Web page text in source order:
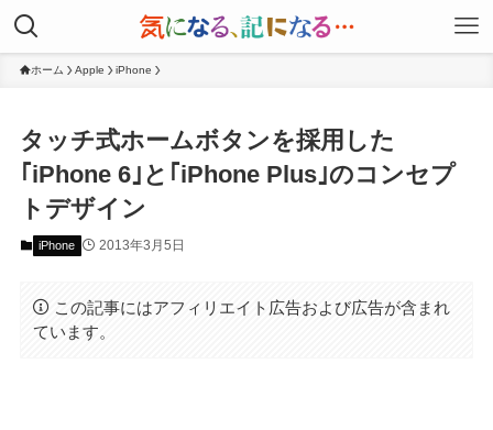
ホーム Apple iPhone
タッチ式ホームボタンを採用した
｢iPhone 6｣と｢iPhone Plus｣のコンセプ
トデザイン
iPhone 2013年3月5日
この記事にはアフィリエイト広告および広告が含まれ
ています。